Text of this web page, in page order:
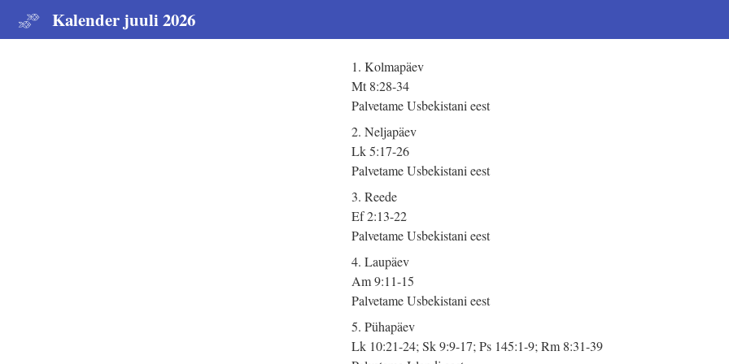
Kalender juuli 2026
1. Kolmapäev
Mt 8:28-34
Palvetame Usbekistani eest
2. Neljapäev
Lk 5:17-26
Palvetame Usbekistani eest
3. Reede
Ef 2:13-22
Palvetame Usbekistani eest
4. Laupäev
Am 9:11-15
Palvetame Usbekistani eest
5. Pühapäev
Lk 10:21-24; Sk 9:9-17; Ps 145:1-9; Rm 8:31-39